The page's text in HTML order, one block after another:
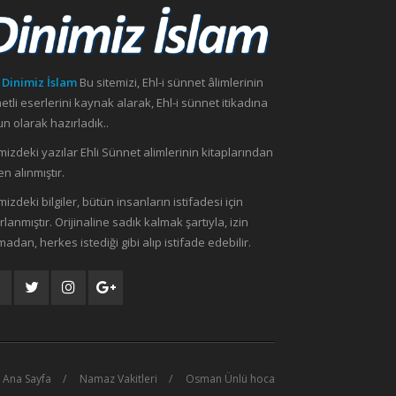
Dinimiz İslam Bu sitemizi, Ehl-i sünnet âlimlerinin
eserlerini kaynak alarak, Ehl-i sünnet itikadına
olarak hazırladık..
yazılar Ehli Sünnet alimlerinin kitaplarından
alınmıştır.
bilgiler, bütün insanların istifadesi için
Orijinaline sadık kalmak şartıyla, izin
herkes istediği gibi alıp istifade edebilir.
Ana Sayfa Namaz Vakitleri Osman Ünlü hoca